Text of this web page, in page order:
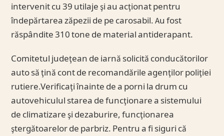
intervenit cu 39 utilaje şi au acţionat pentru
îndepărtarea zăpezii de pe carosabil. Au fost
răspândite 310 tone de material antiderapant.
Comitetul judeţean de iarnă solicită conducătorilor
auto să ţină cont de recomandările agenţilor poliţiei
rutiere.Verificaţi înainte de a porni la drum cu
autovehiculul starea de funcţionare a sistemului
de climatizare şi dezaburire, funcţionarea
ştergătoarelor de parbriz. Pentru a fi siguri că